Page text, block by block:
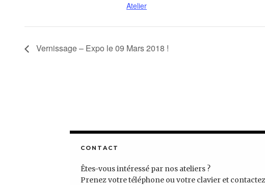
Atelier
Vernissage – Expo le 09 Mars 2018 !
CONTACT
Êtes-vous intéressé par nos ateliers ?
Prenez votre téléphone ou votre clavier et